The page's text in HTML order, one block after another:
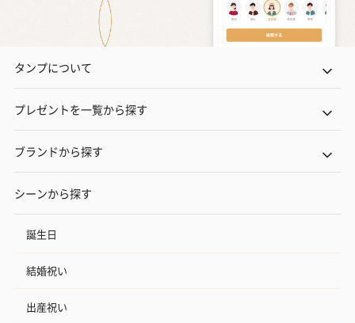
タンプについて
プレゼントを一覧から探す
ブランドから探す
シーンから探す
誕生日
結婚祝い
出産祝い